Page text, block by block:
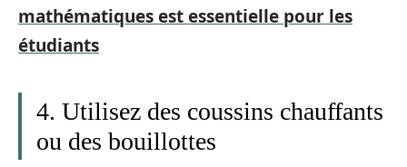
mathématiques est essentielle pour les
étudiants
4. Utilisez des coussins chauffants
ou des bouillottes